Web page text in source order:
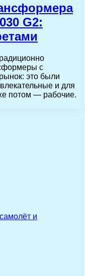
G2:
с
это были
и для
потом — рабочие.
и